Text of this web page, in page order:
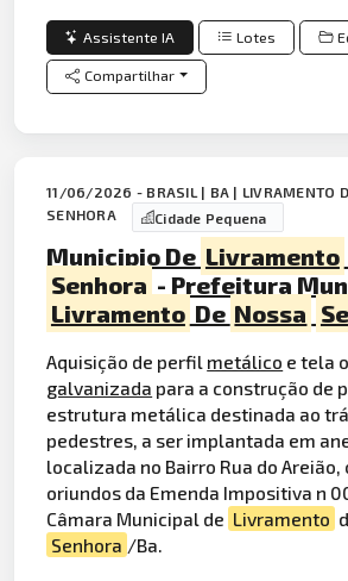
Assistente IA Lotes
Compartilhar
11/06/2026 - BRASIL | BA | LIVRAMENTO
SENHORA
Cidade Pequena
Municipio De Livramento
Senhora - Prefeitura
Livramento De Nossa
Aquisição de perfil metálico e tela
galvanizada para a construção de
estrutura metálica destinada ao
pedestres, a ser implantada em
localizada no Bairro Rua do
oriundos da Emenda Impositiva n
Câmara Municipal de Livramento
Senhora /Ba.